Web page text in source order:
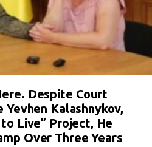
Despite Court
Yevhen Kalashnykov,
Live” Project, He
Over Three Years